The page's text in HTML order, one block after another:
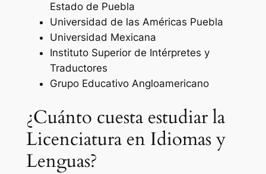
Estado de Puebla
Universidad de las Américas Puebla
Universidad Mexicana
Instituto Superior de Intérpretes y
Traductores
Grupo Educativo Angloamericano
¿Cuánto cuesta estudiar la
Licenciatura en Idiomas y
Lenguas?